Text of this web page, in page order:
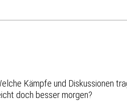
Kämpfe und Diskussionen
doch besser morgen?